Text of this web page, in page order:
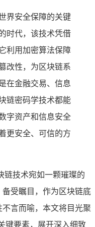
界安全保障的关键
时代，该技术凭借
利用加密算法保障
改性，为区块链系
在金融交易、信息
链密码学技术都能
字资产和信息安全
更安全、可信的方
链技术宛如一颗璀璨的
受瞩目，作为区块链底
言而喻，本文将目光聚
键要素，展开深入细致